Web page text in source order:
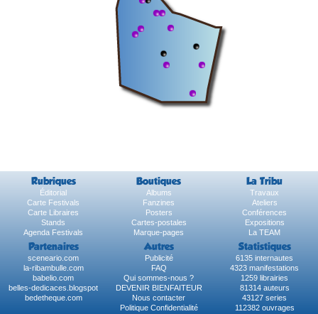
Rubriques Boutiques La Tribu
Éditorial Albums
Travaux
Carte Festivals
Fanzines
Ateliers
Carte Libraires
Posters
Conférences
Stands
Cartes-postales
Expositions
Agenda Festivals
Marque-pages La TEAM
Partenaires Autres Statistiques
sceneario.com Publicité
6135 internautes
la-ribambulle.com
FAQ
4323 manifestations
babelio.com
Qui sommes-nous ?
1259 librairies
belles-dedicaces.blogspot
DEVENIR BIENFAITEUR
81314 auteurs
bedetheque.com
Nous contacter
43127 series
Politique Confidentialité
112382 ouvrages